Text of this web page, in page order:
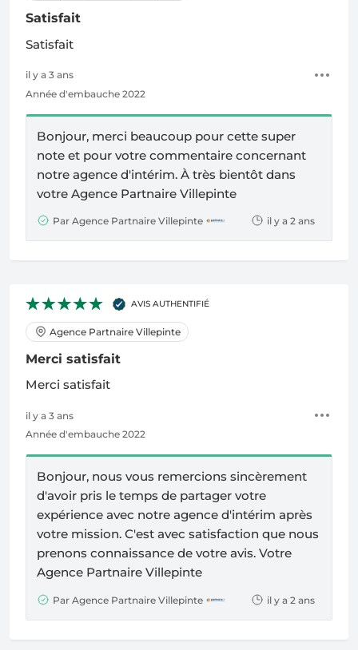
Satisfait
Satisfait
il y a 3 ans
Année d'embauche 2022
Bonjour, merci beaucoup pour cette super
note et pour votre commentaire concernant
notre agence d'intérim. À très bientôt dans
votre Agence Partnaire Villepinte
Par Agence Partnaire Villepinte il y a 2 ans
AVIS AUTHENTIFIÉ
Agence Partnaire Villepinte
Merci satisfait
Merci satisfait
il y a 3 ans
Année d'embauche 2022
Bonjour, nous vous remercions sincèrement
d'avoir pris le temps de partager votre
expérience avec notre agence d'intérim après
votre mission. C'est avec satisfaction que nous
prenons connaissance de votre avis. Votre
Agence Partnaire Villepinte
Par Agence Partnaire Villepinte il y a 2 ans